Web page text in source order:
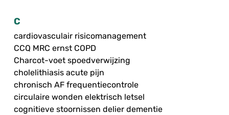
C
cardiovasculair risicomanagement
CCQ MRC ernst COPD
Charcot-voet spoedverwijzing
cholelithiasis acute pijn
chronisch AF frequentiecontrole
circulaire wonden elektrisch letsel
cognitieve stoornissen delier dementie